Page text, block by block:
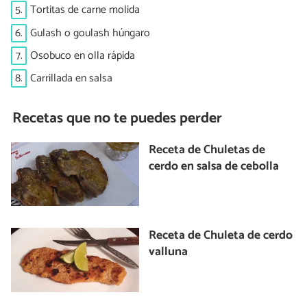
5. Tortitas de carne molida
6. Gulash o goulash húngaro
7. Osobuco en olla rápida
8. Carrillada en salsa
Recetas que no te puedes perder
Receta de Chuletas de
cerdo en salsa de cebolla
Receta de Chuleta de cerdo
valluna